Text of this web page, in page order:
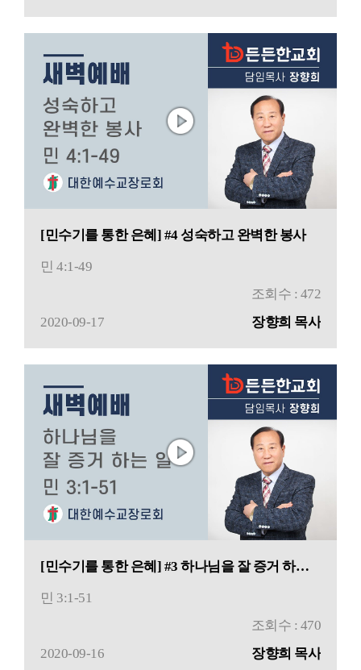
[민수기를 통한 은혜] #4 성숙하고 완벽한 봉사
민 4:1-49
조회수 : 472
2020-09-17
장향희 목사
[민수기를 통한 은혜] #3 하나님을 잘 증거 하는 일
민 3:1-51
조회수 : 470
2020-09-16
장향희 목사